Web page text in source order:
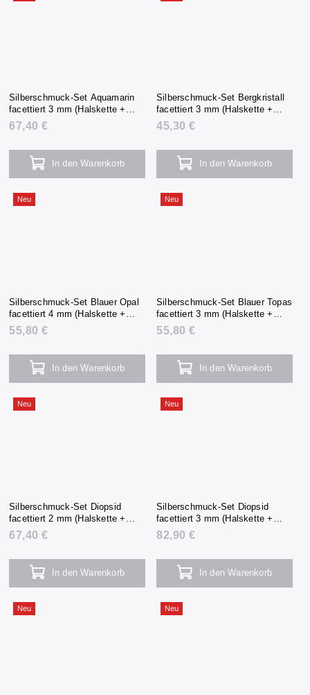
Silberschmuck-Set Aquamarin
facettiert 3 mm (Halskette +
Armband + Ohrringe)
67,40 €
In den Warenkorb
Silberschmuck-Set Bergkristall
facettiert 3 mm (Halskette +
Armband + Ohrringe)
45,30 €
In den Warenkorb
Neu
Silberschmuck-Set Blauer Opal
facettiert 4 mm (Halskette +
Armband + Ohrringe)
55,80 €
In den Warenkorb
Neu
Silberschmuck-Set Blauer Topas
facettiert 3 mm (Halskette +
Armband + Ohrringe)
55,80 €
In den Warenkorb
Neu
Silberschmuck-Set Diopsid
facettiert 2 mm (Halskette +
Armband + Ohrringe)
67,40 €
In den Warenkorb
Neu
Silberschmuck-Set Diopsid
facettiert 3 mm (Halskette +
Armband + Ohrringe)
82,90 €
In den Warenkorb
Neu Neu